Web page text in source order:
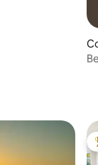
Wybór gości